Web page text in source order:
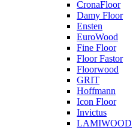
CronaFloor
Damy Floor
Ensten
EuroWood
Fine Floor
Floor Fastor
Floorwood
GRIT
Hoffmann
Icon Floor
Invictus
LAMIWOOD